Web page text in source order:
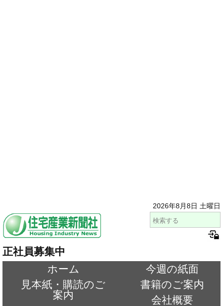
2026年8月8日 土曜日
正社員募集中
ホーム
今週の紙面
見本紙・購読のご
案内
書籍のご案内
会社概要